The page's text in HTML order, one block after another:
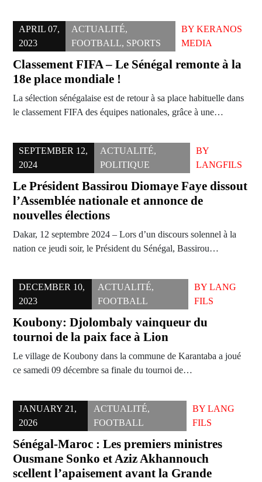
APRIL 07,
2023
ACTUALITÉ,
FOOTBALL, SPORTS
BY KERANOS
MEDIA
Classement FIFA – Le Sénégal remonte à la
18e place mondiale !
La sélection sénégalaise est de retour à sa place habituelle dans
le classement FIFA des équipes nationales, grâce à une…
SEPTEMBER 12,
2024
ACTUALITÉ,
POLITIQUE
BY
LANGFILS
Le Président Bassirou Diomaye Faye dissout
l’Assemblée nationale et annonce de
nouvelles élections
Dakar, 12 septembre 2024 – Lors d’un discours solennel à la
nation ce jeudi soir, le Président du Sénégal, Bassirou…
DECEMBER 10,
2023
ACTUALITÉ,
FOOTBALL
BY LANG
FILS
Koubony: Djolombaly vainqueur du
tournoi de la paix face à Lion
Le village de Koubony dans la commune de Karantaba a joué
ce samedi 09 décembre sa finale du tournoi de…
JANUARY 21,
2026
ACTUALITÉ,
FOOTBALL
BY LANG
FILS
Sénégal-Maroc : Les premiers ministres
Ousmane Sonko et Aziz Akhannouch
scellent l’apaisement avant la Grande